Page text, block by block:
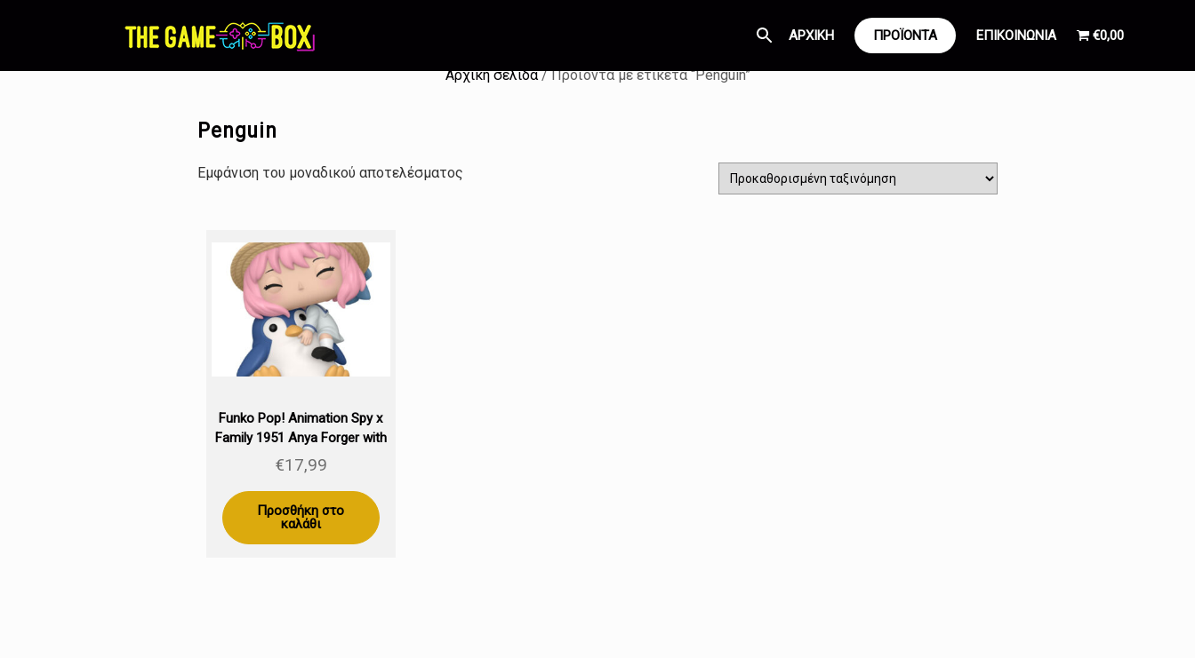
ΑΡΧΙΚΗ ΠΡΟΪΟΝΤΑ ΕΠΙΚΟΙΝΩΝΙΑ €0,00
Αρχική σελίδα/ Προϊόντα με ετικέτα “Penguin”
Penguin
Εμφάνιση του μοναδικού αποτελέσματος
Funko Pop! Animation Spy x
Family 1951 Anya Forger with
Penguin (Special Edition)
€17,99
Προσθήκη στο
καλάθι